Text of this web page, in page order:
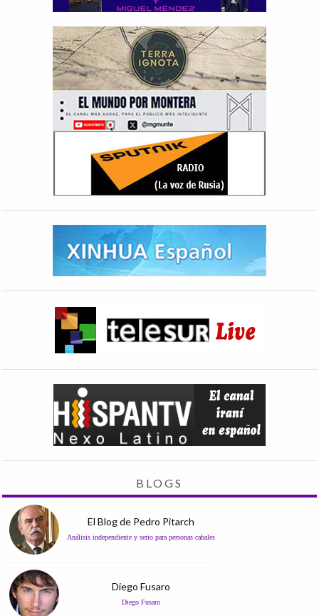
BLOGS
El Blog de Pedro Pitarch
Análisis independiente y serio para personas cabales
Diego Fusaro
Diego Fusaro